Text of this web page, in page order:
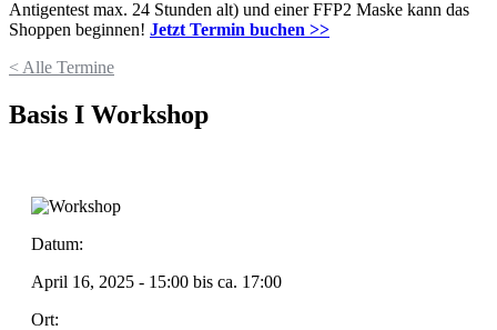
Antigentest max. 24 Stunden alt) und einer FFP2 Maske kann das
Shoppen beginnen! Jetzt Termin buchen >>
< Alle Termine
Basis I Workshop
Datum:
April 16, 2025 - 15:00 bis ca. 17:00
Ort: